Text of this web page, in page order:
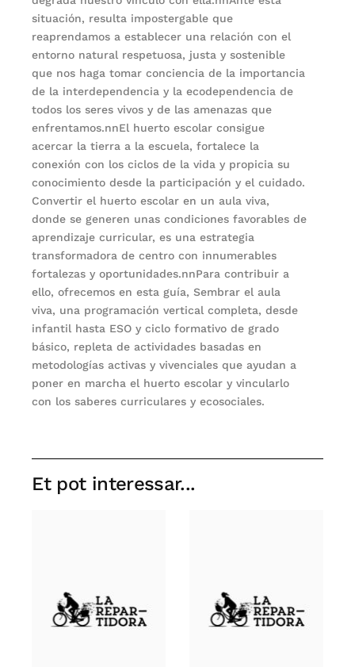
situación, resulta impostergable que
reaprendamos a establecer una relación con el
entorno natural respetuosa, justa y sostenible
que nos haga tomar conciencia de la importancia
de la interdependencia y la ecodependencia de
todos los seres vivos y de las amenazas que
enfrentamos.nnEl huerto escolar consigue
acercar la tierra a la escuela, fortalece la
conexión con los ciclos de la vida y propicia su
conocimiento desde la participación y el cuidado.
Convertir el huerto escolar en un aula viva,
donde se generen unas condiciones favorables de
aprendizaje curricular, es una estrategia
transformadora de centro con innumerables
fortalezas y oportunidades.nnPara contribuir a
ello, ofrecemos en esta guía, Sembrar el aula
viva, una programación vertical completa, desde
infantil hasta ESO y ciclo formativo de grado
básico, repleta de actividades basadas en
metodologías activas y vivenciales que ayudan a
poner en marcha el huerto escolar y vincularlo
con los saberes curriculares y ecosociales.
Et pot interessar...